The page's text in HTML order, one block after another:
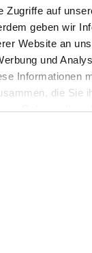
Zugriffe auf
geben wir
Website an
und
Informationen
die Sie
im Rahmen Ihrer